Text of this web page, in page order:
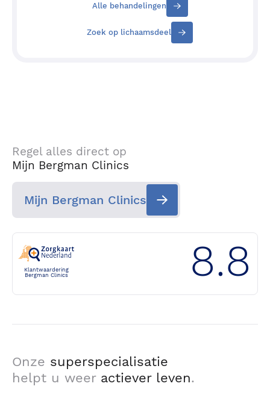
Alle behandelingen
Zoek op lichaamsdeel
Regel alles direct op
Mijn Bergman Clinics
Mijn Bergman Clinics
Klantwaardering
Bergman Clinics
8.8
Onze superspecialisatie
helpt u weer actiever leven.